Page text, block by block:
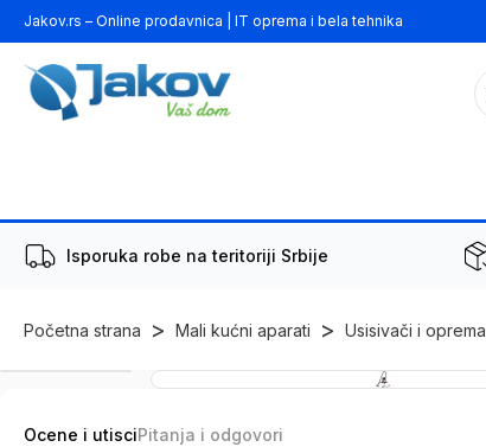
Jakov.rs – Online prodavnica | IT oprema i bela tehnika
Isporuka robe na teritoriji Srbije
Početna strana > Mali kućni aparati > Usisivači i oprema
Ocene i utisciPitanja i odgovori